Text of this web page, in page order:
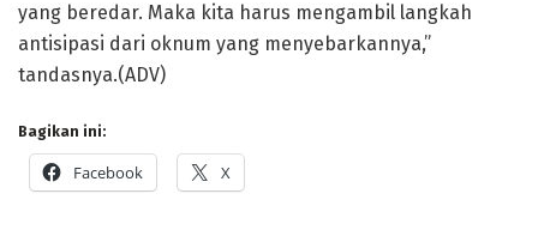
yang beredar. Maka kita harus mengambil langkah
antisipasi dari oknum yang menyebarkannya,”
tandasnya.(ADV)
Bagikan ini:
Facebook X